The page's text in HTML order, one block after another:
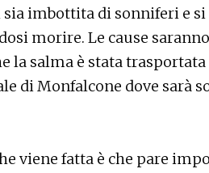
sia imbottita di sonniferi e
morire. Le cause
la salma è stata
di Monfalcone dove sarà
viene fatta è che pare